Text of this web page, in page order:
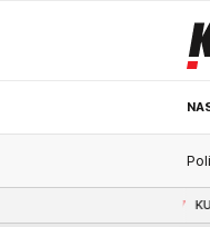
KULTURNO